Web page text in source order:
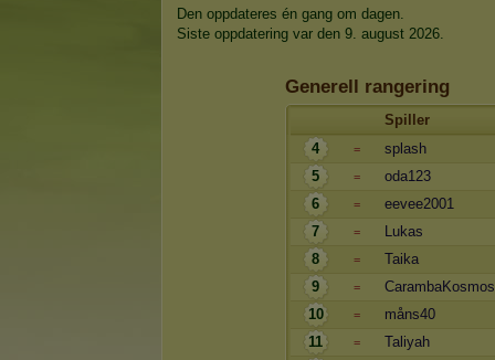
Den oppdateres én gang om dagen.
Siste oppdatering var den 9. august 2026.
Generell rangering
Spiller
4
=
splash
5
=
oda123
6
=
eevee2001
7
=
Lukas
8
=
Taika
9
=
CarambaKosmos
10
=
måns40
11
=
Taliyah